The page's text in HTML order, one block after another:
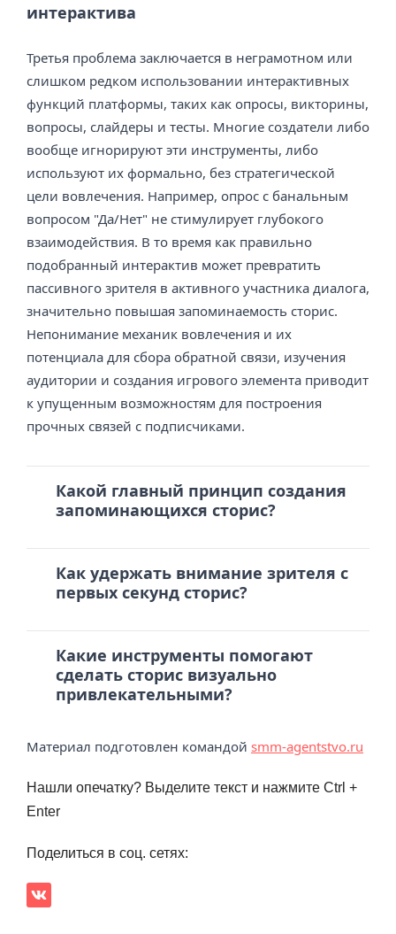
интерактива
Третья проблема заключается в неграмотном или
слишком редком использовании интерактивных
функций платформы, таких как опросы, викторины,
вопросы, слайдеры и тесты. Многие создатели либо
вообще игнорируют эти инструменты, либо
используют их формально, без стратегической
цели вовлечения. Например, опрос с банальным
вопросом "Да/Нет" не стимулирует глубокого
взаимодействия. В то время как правильно
подобранный интерактив может превратить
пассивного зрителя в активного участника диалога,
значительно повышая запоминаемость сторис.
Непонимание механик вовлечения и их
потенциала для сбора обратной связи, изучения
аудитории и создания игрового элемента приводит
к упущенным возможностям для построения
прочных связей с подписчиками.
Какой главный принцип создания
запоминающихся сторис?
Как удержать внимание зрителя с
первых секунд сторис?
Какие инструменты помогают
сделать сторис визуально
привлекательными?
Материал подготовлен командой smm-agentstvo.ru
Нашли опечатку? Выделите текст и нажмите Ctrl +
Enter
Поделиться в соц. сетях: